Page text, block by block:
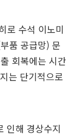
로 수석 이노미
품 공급망) 문
회복에는 시간
는 단기적으로
인해 경상수지